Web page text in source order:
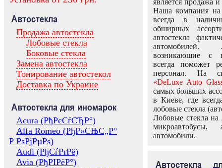
Автостекла
Продажа автостекла
Лобовые стекла
Боковые стекла
Замена автостекла
Тонирование автостекол
Доставка по Украине
Автостекла для иномарок
Acura (РђРєСѓСЂР°)
Alfa Romeo (РђР»СЊС„Р°
Р РѕРјРµРѕ)
Audi (РђСѓРґРё)
Avia (РђРІРёР°)
является продажа и
Наша компания на
всегда в
обширных
автостекла
возникающие с
всегда поможет
персонал. На
«DeLuxe Auto
самых больших
в Киеве, где
лобовые стекла
Лобовые стекла на
микроавтобусы,
автомобили.
Автостекла